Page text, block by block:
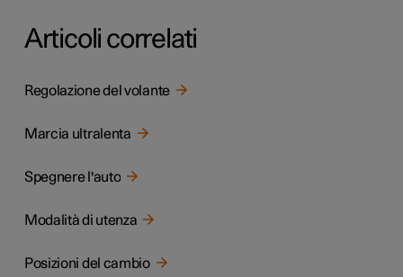
Articoli correlati
Regolazione del volante
Marcia ultralenta
Spegnere l'auto
Modalità di utenza
Posizioni del cambio